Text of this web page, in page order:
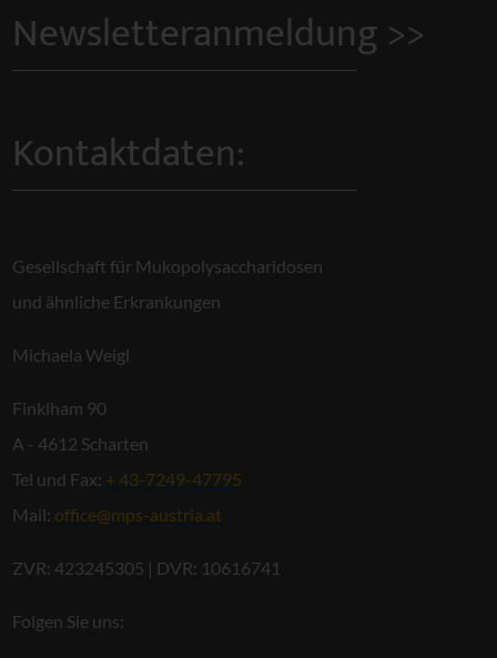
Newsletteranmeldung >>
Kontaktdaten:
Gesellschaft für Mukopolysaccharidosen
und ähnliche Erkrankungen
Michaela Weigl
Finklham 90
A - 4612 Scharten
Tel und Fax: + 43-7249-47795
Mail: office@mps-austria.at
ZVR: 423245305 | DVR: 10616741
Folgen Sie uns: